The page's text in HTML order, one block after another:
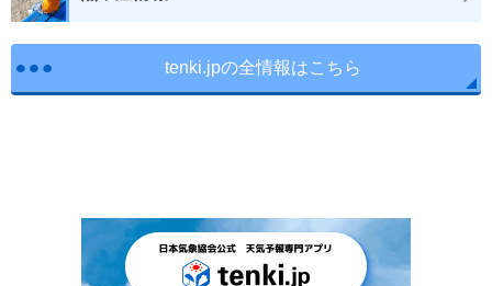
tenki.jpの全情報はこちら